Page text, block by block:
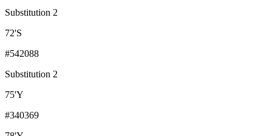
Substitution 2
72'S
#542088
Substitution 2
75'Y
#340369